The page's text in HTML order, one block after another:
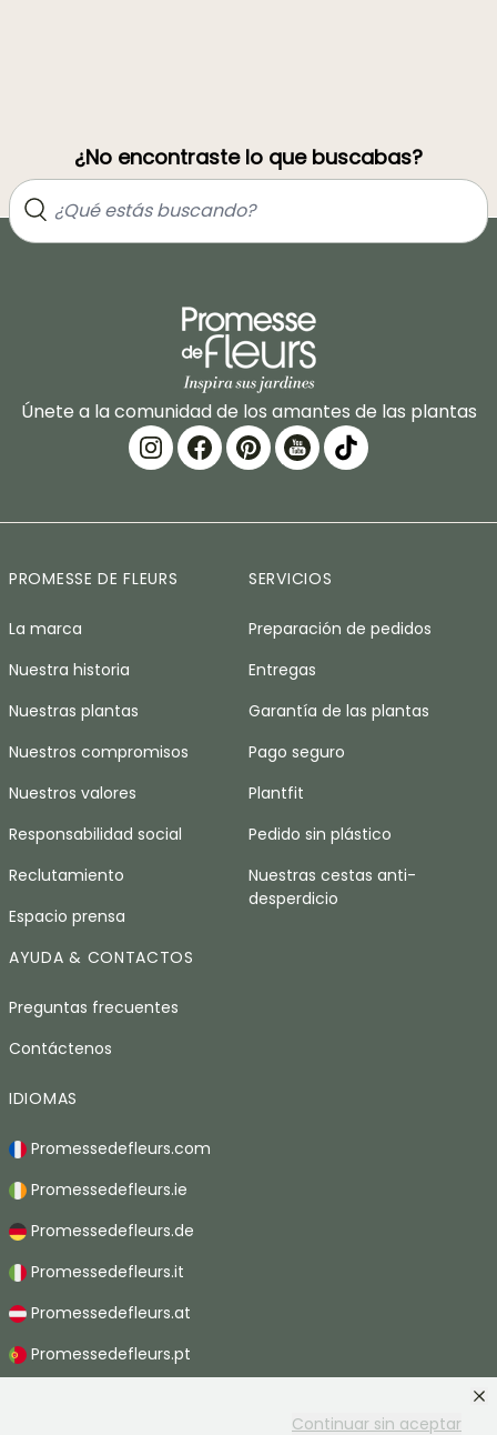
Continuar sin aceptar
¿No encontraste lo que buscabas?
Únete a la comunidad de los amantes de las plantas
PROMESSE DE FLEURS
La marca
Nuestra historia
Nuestras plantas
Nuestros compromisos
Nuestros valores
Responsabilidad social
Reclutamiento
Espacio prensa
SERVICIOS
Preparación de pedidos
Entregas
Garantía de las plantas
Pago seguro
Plantfit
Pedido sin plástico
Nuestras cestas anti-
desperdicio
AYUDA & CONTACTOS
Preguntas frecuentes
Contáctenos
IDIOMAS
Promessedefleurs.com
Promessedefleurs.ie
Promessedefleurs.de
Promessedefleurs.it
Promessedefleurs.at
Promessedefleurs.pt